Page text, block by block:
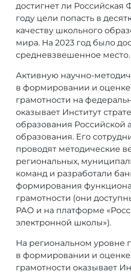
достигнет ли Российская
году цели попасть в
качеству школьного
мира. На 2023 год было
средневзвешенное место.
Активную научно-
в формировании и
грамотности на
оказывает Институт
образования Российской
образования. Его
проводят методические
региональных,
команд и разработали
формирования
грамотности (они
РАО и на платформе
электронной школы»).
На региональном уровне
в формировании и
грамотности оказывает